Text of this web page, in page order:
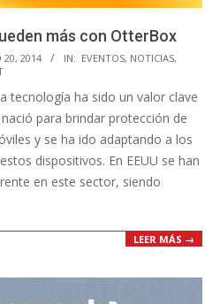
más con OtterBox
20, 2014 IN: EVENTOS, NOTICIAS,
tecnología ha sido un valor clave
para brindar protección de
y se ha ido adaptando a los
dispositivos. En EEUU se han
en este sector, siendo
LEER MÁS →